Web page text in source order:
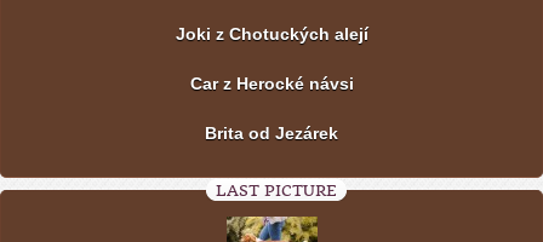
Joki z Chotuckých alejí
Car z Herocké návsi
Brita od Jezárek
LAST PICTURE